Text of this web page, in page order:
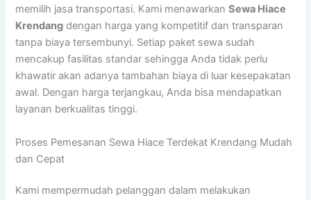
memilih jasa transportasi. Kami menawarkanSewa Hiace
Krendang dengan harga yang kompetitif dan transparan
tanpa biaya tersembunyi. Setiap paket sewa sudah
mencakup fasilitas standar sehingga Anda tidak perlu
khawatir akan adanya tambahan biaya di luar kesepakatan
awal. Dengan harga terjangkau, Anda bisa mendapatkan
layanan berkualitas tinggi.
Proses Pemesanan Sewa Hiace Terdekat Krendang Mudah
dan Cepat
Kami mempermudah pelanggan dalam melakukan